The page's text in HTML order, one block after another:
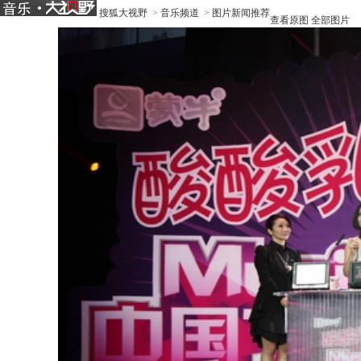
搜狐大视野 > 音乐频道 > 图片新闻推荐
查看原图 全部图片